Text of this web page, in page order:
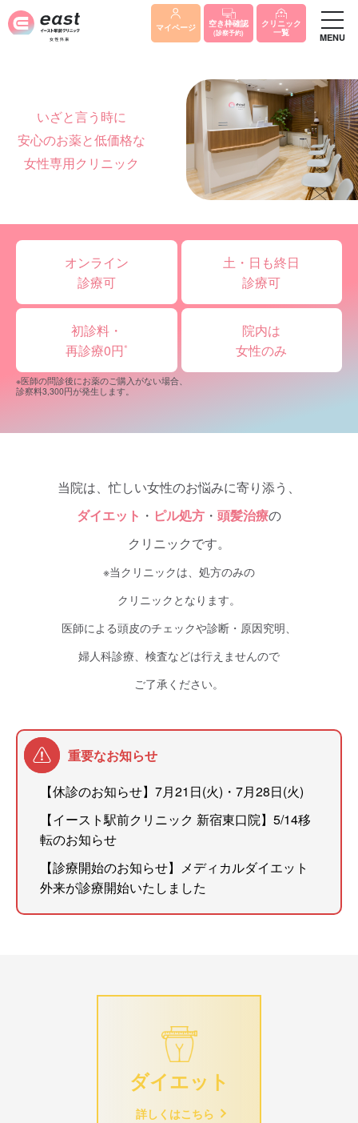
マイページ 空き枠確認
(診察予約)
クリニック
一覧 MENU
いざと言う時に
安心のお薬と低価格な
女性専用クリニック
オンライン
診療可
土・日も終日
診療可
初診料・
再診療0円 ※
院内は
女性のみ
※医師の問診後にお薬のご購入がない場合、
診察料3,300円が発生します。
当院は、忙しい女性のお悩みに寄り添う、
ダイエット ・ ピル処方 ・ 頭髪治療の
クリニックです。
※当クリニックは、処方のみの
クリニックとなります。
医師による頭皮のチェックや診断・原因究明、
婦人科診療、検査などは行えませんので
ご了承ください。
重要なお知らせ
【休診のお知らせ】7月21日(火)・7月28日(火)
【イースト駅前クリニック 新宿東口院】5/14移
転のお知らせ
【診療開始のお知らせ】メディカルダイエット
外来が診療開始いたしました
ダイエット
詳しくはこちら